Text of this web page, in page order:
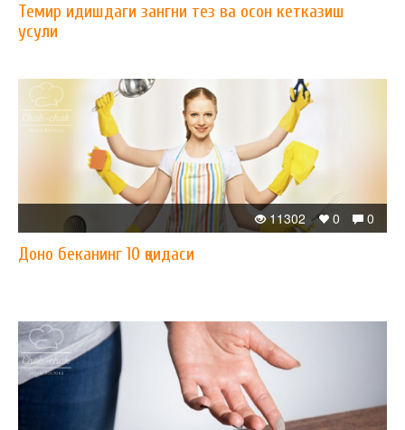
Темир идишдаги зангни тез ва осон кетказиш
усули
0
0
11302
Доно беканинг 10 қоидаси